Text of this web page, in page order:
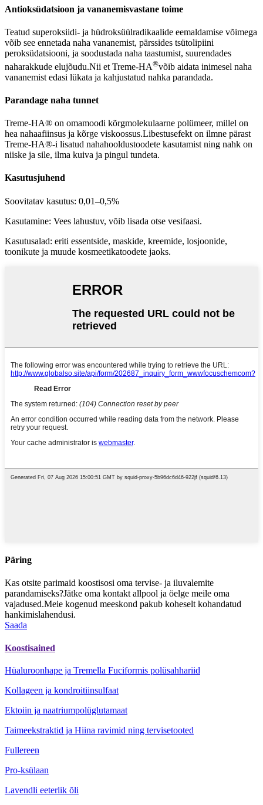
Antioksüdatsioon ja vananemisvastane toime
Teatud superoksiidi- ja hüdroksüülradikaalide eemaldamise võimega
võib see ennetada naha vananemist, pärssides tsütolipiini
peroksüdatsiooni, ja soodustada naha taastumist, suurendades
naharakkude elujõudu.Nii et Treme-HA®võib aidata inimesel naha
vananemist edasi lükata ja kahjustatud nahka parandada.
Parandage naha tunnet
Treme-HA® on omamoodi kõrgmolekulaarne polümeer, millel on
hea nahaafiinsus ja kõrge viskoossus.Libestusefekt on ilmne pärast
Treme-HA®-i lisatud nahahooldustoodete kasutamist ning nahk on
niiske ja sile, ilma kuiva ja pingul tundeta.
Kasutusjuhend
Soovitatav kasutus: 0,01–0,5%
Kasutamine: Vees lahustuv, võib lisada otse vesifaasi.
Kasutusalad: eriti essentside, maskide, kreemide, losjoonide,
toonikute ja muude kosmeetikatoodete jaoks.
Päring
Kas otsite parimaid koostisosi oma tervise- ja iluvalemite
parandamiseks?Jätke oma kontakt allpool ja öelge meile oma
vajadused.Meie kogenud meeskond pakub koheselt kohandatud
hankimislahendusi.
Saada
Koostisained
Hüaluroonhape ja Tremella Fuciformis polüsahhariid
Kollageen ja kondroitiinsulfaat
Ektoiin ja naatriumpolüglutamaat
Taimeekstraktid ja Hiina ravimid ning tervisetooted
Fullereen
Pro-ksülaan
Lavendli eeterlik õli